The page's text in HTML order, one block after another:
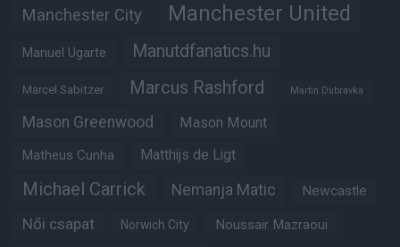
Manchester City Manchester United
Manuel Ugarte Manutdfanatics.hu
Marcel Sabitzer Marcus Rashford Martin Dubravka
Mason Greenwood Mason Mount
Matheus Cunha Matthijs de Ligt
Michael Carrick Nemanja Matic Newcastle
Női csapat Norwich City Noussair Mazraoui